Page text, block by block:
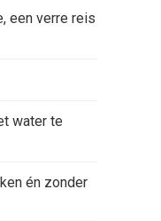
een verre reis
water te
én zonder